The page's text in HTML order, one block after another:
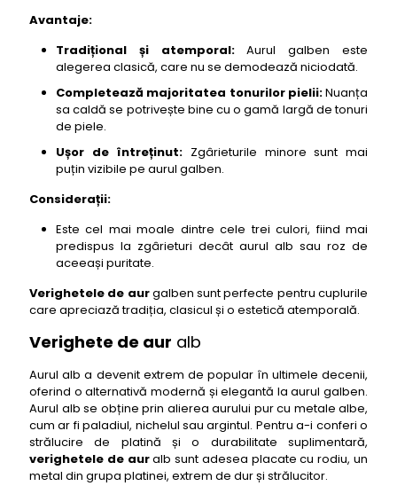
Avantaje:
Tradițional și atemporal:Aurul galben este
alegerea clasică, care nu se demodează niciodată.
Completează majoritatea tonurilor pielii:Nuanța
sa caldă se potrivește bine cu o gamă largă de tonuri
de piele.
Ușor de întreținut: Zgârieturile minore sunt mai
puțin vizibile pe aurul galben.
Considerații:
Este cel mai moale dintre cele trei culori, fiind mai
predispus la zgârieturi decât aurul alb sau roz de
aceeași puritate.
Verighetele de aurgalben sunt perfecte pentru cuplurile
care apreciază tradiția, clasicul și o estetică atemporală.
Verighete de aur alb
Aurul alb a devenit extrem de popular în ultimele decenii,
oferind o alternativă modernă și elegantă la aurul galben.
Aurul alb se obține prin alierea aurului pur cu metale albe,
cum ar fi paladiul, nichelul sau argintul. Pentru a-i conferi o
strălucire de platină și o durabilitate suplimentară,
verighetele de auralb sunt adesea placate cu rodiu, un
metal din grupa platinei, extrem de dur și strălucitor.